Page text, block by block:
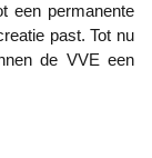
past. Tot nu
de VVE een